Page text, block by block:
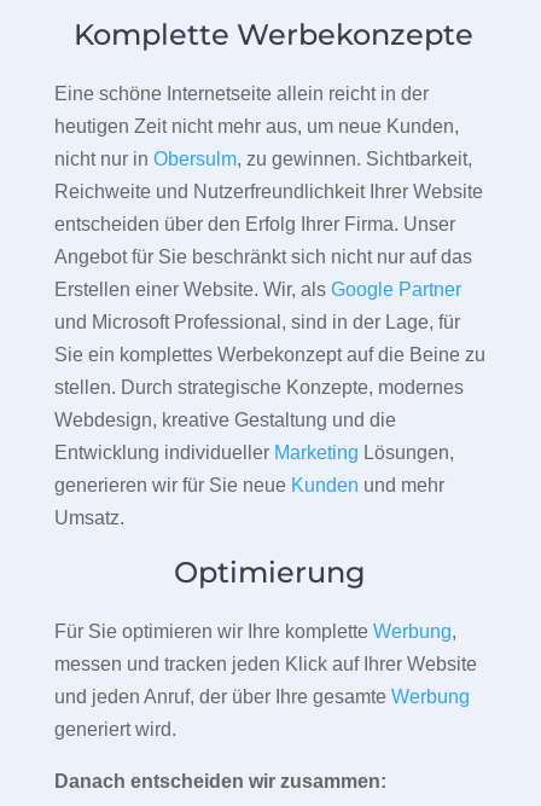
Komplette Werbekonzepte
Eine schöne Internetseite allein reicht in der
heutigen Zeit nicht mehr aus, um neue Kunden,
nicht nur in Obersulm, zu gewinnen. Sichtbarkeit,
Reichweite und Nutzerfreundlichkeit Ihrer Website
entscheiden über den Erfolg Ihrer Firma. Unser
Angebot für Sie beschränkt sich nicht nur auf das
Erstellen einer Website. Wir, als Google Partner
und Microsoft Professional, sind in der Lage, für
Sie ein komplettes Werbekonzept auf die Beine zu
stellen. Durch strategische Konzepte, modernes
Webdesign, kreative Gestaltung und die
Entwicklung individueller Marketing Lösungen,
generieren wir für Sie neue Kunden und mehr
Umsatz.
Optimierung
Für Sie optimieren wir Ihre komplette Werbung,
messen und tracken jeden Klick auf Ihrer Website
und jeden Anruf, der über Ihre gesamte Werbung
generiert wird.
Danach entscheiden wir zusammen: